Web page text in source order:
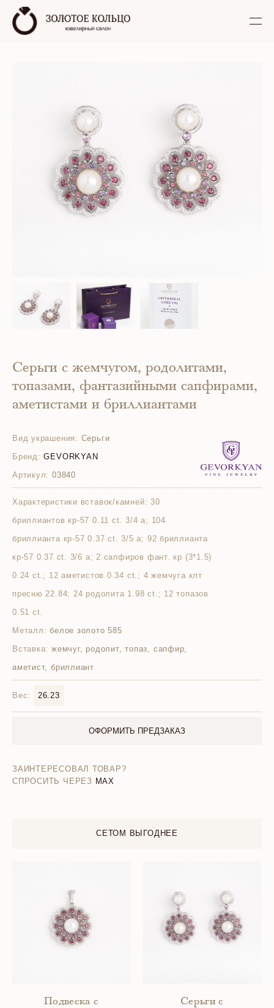
Серьги с жемчугом, родолитами,
топазами, фантазийными сапфирами,
аметистами и бриллиантами
Вид украшения: Серьги
Бренд: GEVORKYAN
Артикул: 03840
Характеристики вставок/камней: 30
бриллиантов кр-57 0.11 ct. 3/4 а; 104
бриллианта кр-57 0.37 ct. 3/5 а; 92 бриллианта
кр-57 0.37 ct. 3/6 а; 2 сапфиров фант. кр (3*1.5)
0.24 ct.; 12 аметистов 0.34 ct.; 4 жемчуга клт
пресню 22.84; 24 родолита 1.98 ct.; 12 топазов
0.51 ct.
Металл: белое золото 585
Вставка: жемчуг, родолит, топаз, сапфир,
аметист, бриллиант
Вес: 26.23
ОФОРМИТЬ ПРЕДЗАКАЗ
ЗАИНТЕРЕСОВАЛ ТОВАР?
СПРОСИТЬ ЧЕРЕЗ MAX
СЕТОМ ВЫГОДНЕЕ
Подвеска с
Серьги с